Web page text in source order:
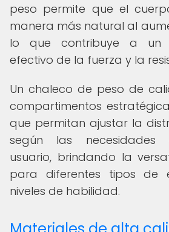
peso permite que el
manera más natural al
lo que contribuye a un
efectivo de la fuerza y la
Un chaleco de peso de
compartimentos
que permitan ajustar la
según las necesidades
usuario, brindando la
para diferentes tipos de
niveles de habilidad.